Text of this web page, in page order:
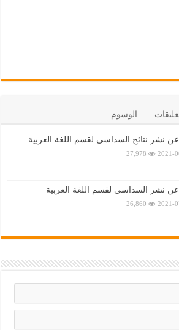
الوسوم
عن نشر نتائج السداسي لقسم اللغة العربية
2021-
27,978
عن نشر السداسي لقسم اللغة العربية
2021-
26,860